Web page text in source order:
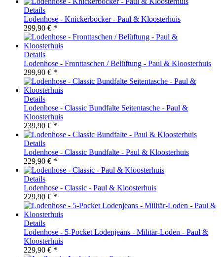
Details
Lodenhose - Knickerbocker - Paul & Kloosterhuis
299,90 € *
Details
Lodenhose - Fronttaschen / Belüftung - Paul & Kloosterhuis
299,90 € *
Details
Lodenhose - Classic Bundfalte Seitentasche - Paul &
Kloosterhuis
239,90 € *
Details
Lodenhose - Classic Bundfalte - Paul & Kloosterhuis
229,90 € *
Details
Lodenhose - Classic - Paul & Kloosterhuis
229,90 € *
Details
Lodenhose - 5-Pocket Lodenjeans - Militär-Loden - Paul &
Kloosterhuis
229,90 € *